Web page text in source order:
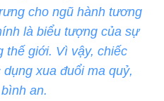
cho ngũ hành tương
là biểu tượng của sự
thế giới. Vì vậy, chiếc
xua đuổi ma quỷ,
an.